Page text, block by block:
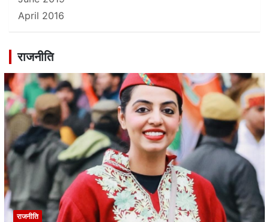
April 2016
राजनीति
राजनीति